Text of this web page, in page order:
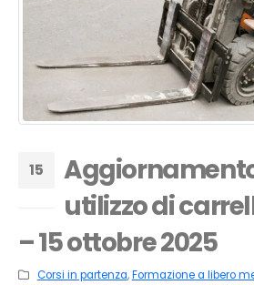
15
utilizzo di
– 15 ottobre 2025
Corsi in partenza,Formazione a libero